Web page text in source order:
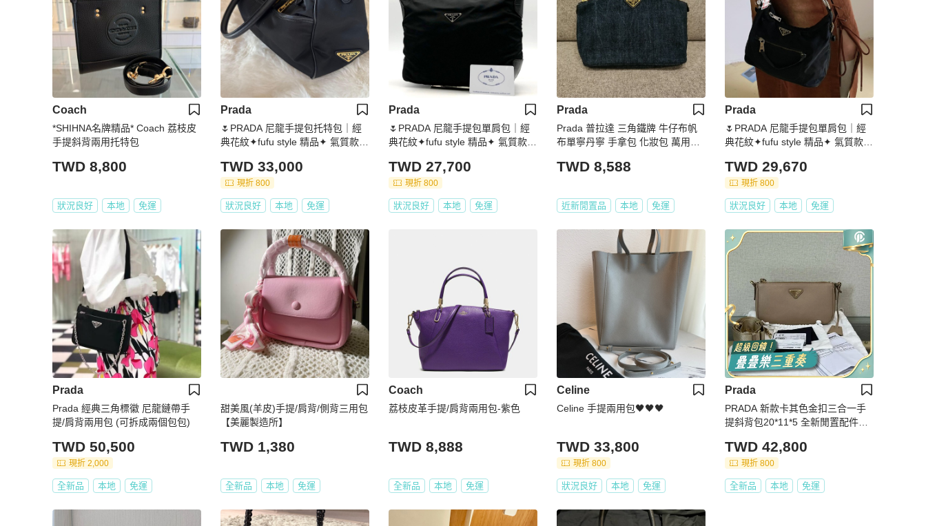
Coach
*SHIHNA名牌精品* Coach 荔枝皮
手提斜背兩用托特包
TWD 8,800
狀況良好 本地 免運
Prada
🌷PRADA 尼龍手提包托特包｜經
典花紋✦fufu style 精品✦ 氣質款｜
TWD 33,000
現折 800
狀況良好 本地 免運
Prada
🌷PRADA 尼龍手提包單肩包｜經
典花紋✦fufu style 精品✦ 氣質款｜
TWD 27,700
現折 800
狀況良好 本地 免運
Prada
Prada 普拉達 三角鐵牌 牛仔布帆
布單寧丹寧 手拿包 化妝包 萬用包
TWD 8,588
近新閒置品 本地 免運
Prada
🌷PRADA 尼龍手提包單肩包｜經
典花紋✦fufu style 精品✦ 氣質款｜
TWD 29,670
現折 800
狀況良好 本地 免運
Prada
Prada 經典三角標徽 尼龍鏈帶手
提/肩背兩用包 (可拆成兩個包包)
TWD 50,500
現折 2,000
全新品 本地 免運
甜美風(羊皮)手提/肩背/側背三用包
【美麗製造所】
TWD 1,380
全新品 本地 免運
Coach
荔枝皮革手提/肩背兩用包-紫色
TWD 8,888
全新品 本地 免運
Celine
Celine 手提兩用包🖤🖤🖤
TWD 33,800
現折 800
狀況良好 本地 免運
Prada
PRADA 新款卡其色金扣三合一手
提斜背包20*11*5 全新閒置配件塵
TWD 42,800
現折 800
全新品 本地 免運